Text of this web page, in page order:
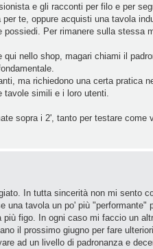
e gli racconti per filo e per
te, oppure acquisti una tavola
Per rimanere sulla stessa
nello shop, magari chiami il
ma richiedono una certa pratica
tavole simili e i loro utenti.
sopra i 2', tanto per testare come
In tutta sincerità non mi sento
tavola un po' più "performante"
figo. In ogni caso mi faccio un
il prossimo giugno per fare
ad un livello di padronanza e